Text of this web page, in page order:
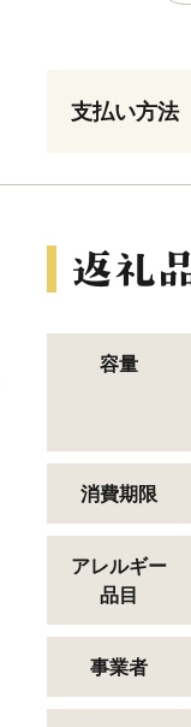
支払い方法
容量
消費期限
アレルギー
品目
事業者